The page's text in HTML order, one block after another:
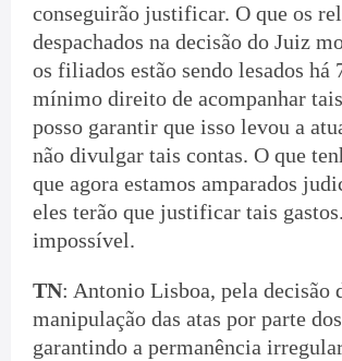
conseguirão justificar. O que os
despachados na decisão do Juiz
os filiados estão sendo lesados há
mínimo direito de acompanhar
posso garantir que isso levou a
não divulgar tais contas. O que
que agora estamos amparados
eles terão que justificar tais
impossível.
TN: Antonio Lisboa, pela decisão
manipulação das atas por parte
garantindo a permanência